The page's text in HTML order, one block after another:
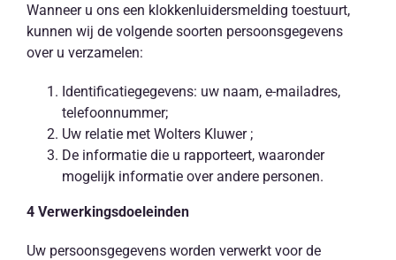
Wanneer u ons een klokkenluidersmelding toestuurt,
kunnen wij de volgende soorten persoonsgegevens
over u verzamelen:
Identificatiegegevens: uw naam, e-mailadres,
telefoonnummer;
Uw relatie met Wolters Kluwer ;
De informatie die u rapporteert, waaronder
mogelijk informatie over andere personen.
4 Verwerkingsdoeleinden
Uw persoonsgegevens worden verwerkt voor de